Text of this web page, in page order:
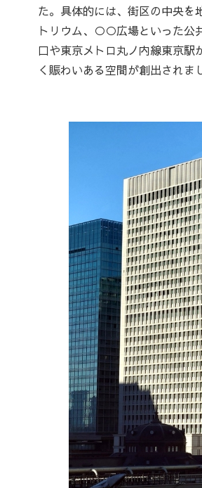
た。具体的には、街区の中央を
トリウム、○○広場といった公
口や東京メトロ丸ノ内線東京駅
く賑わいある空間が創出されま